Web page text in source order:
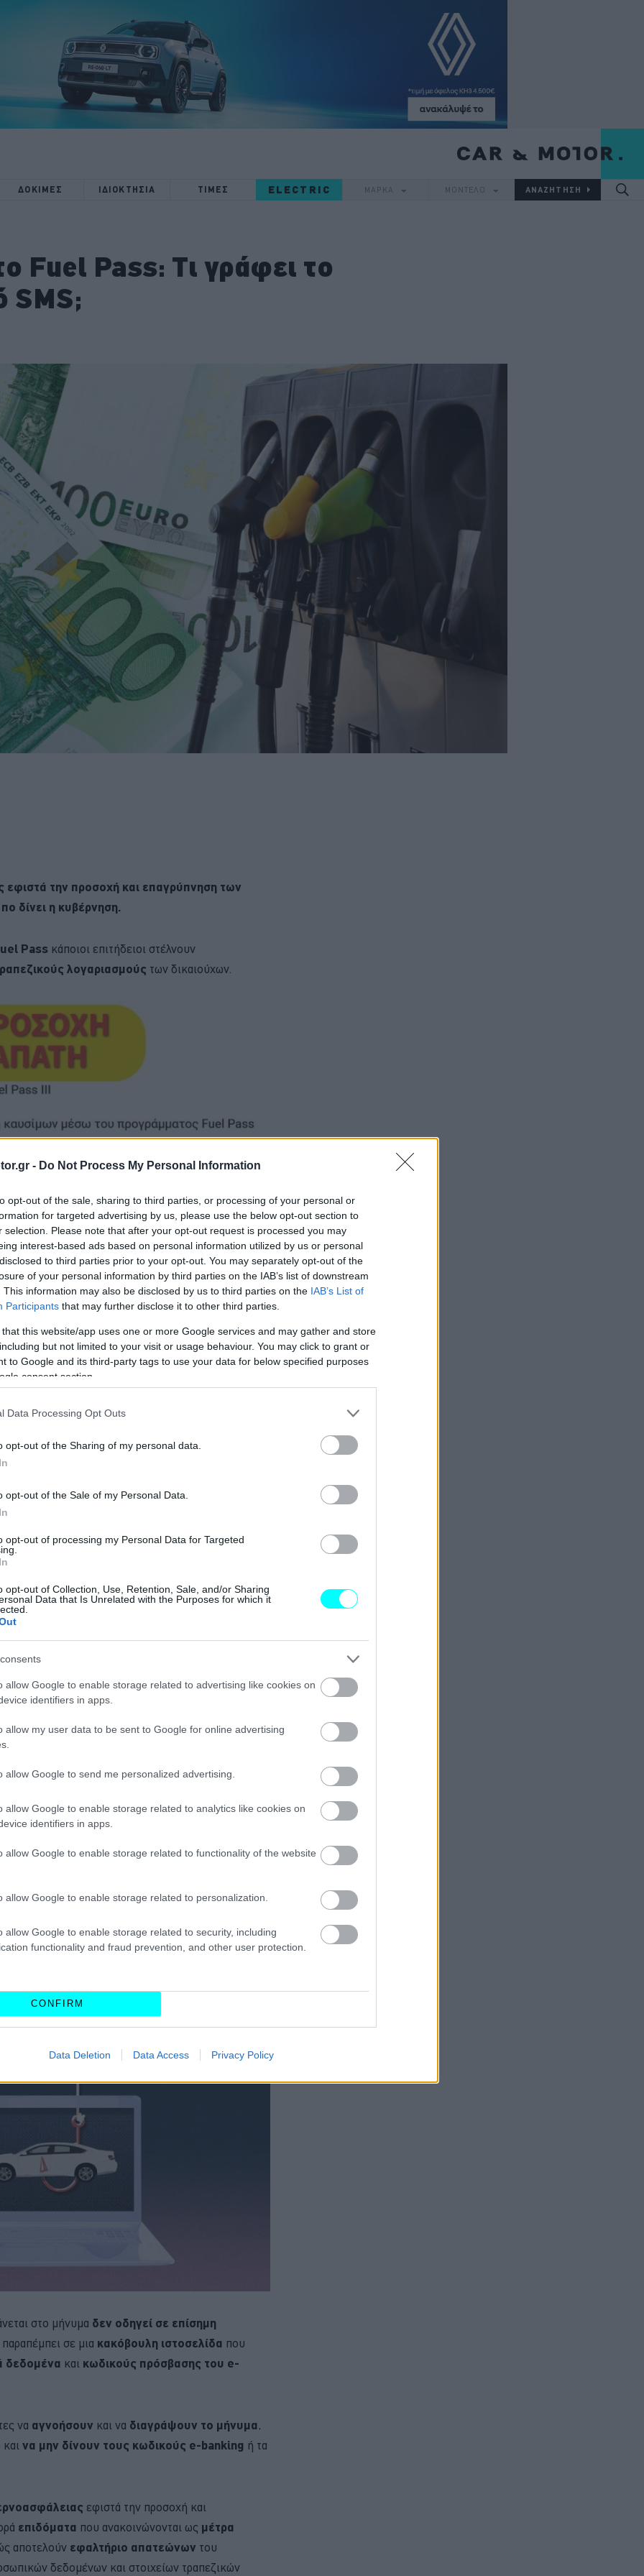
- Do Not Process My Personal Information
opt-out of the sale, sharing to third parties, or processing of your personal or
for targeted advertising by us, please use the below opt-out section to
selection. Please note that after your opt-out request is processed you may
interest-based ads based on personal information utilized by us or personal
to third parties prior to your opt-out. You may separately opt-out of the
of your personal information by third parties on the IAB’s list of downstream
This information may also be disclosed by us to third parties on the IAB’s List of
Participants that may further disclose it to other third parties.
that this website/app uses one or more Google services and may gather and store
but not limited to your visit or usage behaviour. You may click to grant or
to Google and its third-party tags to use your data for below specified purposes
consent section.
Data Processing Opt Outs
opt-out of the Sharing of my personal data.
opt-out of the Sale of my Personal Data.
opt-out of processing my Personal Data for Targeted
opt-out of Collection, Use, Retention, Sale, and/or Sharing
Data that Is Unrelated with the Purposes for which it
allow Google to enable storage related to advertising like cookies on
identifiers in apps.
allow my user data to be sent to Google for online advertising
allow Google to send me personalized advertising.
allow Google to enable storage related to analytics like cookies on
identifiers in apps.
allow Google to enable storage related to functionality of the website
allow Google to enable storage related to personalization.
allow Google to enable storage related to security, including
functionality and fraud prevention, and other user protection.
CONFIRM
Data Deletion Data Access Privacy Policy
ΔΟΚΙΜΕΣ ΙΔΙΟΚΤΗΣΙΑ ΤΙΜΕΣ ELECTRIC ΜΑΡΚΑ ΜΟΝΤΕΛΟ
Fuel Pass: Τι γράφει το
SMS;
την προσοχή και επαγρύπνηση των
δίνει η κυβέρνηση.
Pass κάποιοι επιτήδειοι στέλνουν
λογαριασμούς των δικαιούχων.
την
ένανσύνδεσμοπου υποτίθεται ότι παραπέμπει
να
ηπροειδοποίηση ότι αν δεν ακολουθήσουν οι
PUMA ΑΠΟ 21.528 ΕΥΡΩ
VAN ΜΟΝΟ ΜΕ 12 ΕΥΡΩ ΤΟ ΑΤΟΜΟ
στο μήνυμα δεν οδηγεί σε επίσημη
παραπέμπει σε μια κακόβουλη ιστοσελίδα που
δεδομένα και κωδικούς πρόσβασης του e-
να αγνοήσουν και να διαγράψουν το μήνυμα,
να μην δίνουν τους κωδικούς e-banking ή τα
εφιστά την προσοχή και
επιδόματα που ανακοινώνονται ως μέτρα
αποτελούν εφαλτήριο απατεώνων του
δεδομένων και στοιχείων τραπεζικών